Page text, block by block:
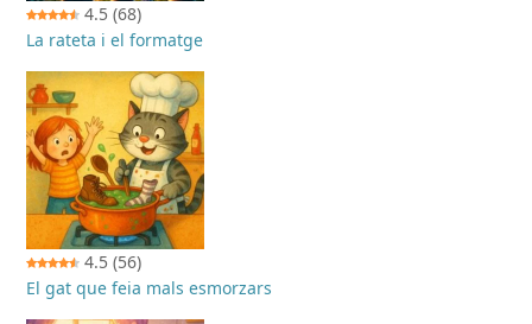
4.5 (68)
La rateta i el formatge
4.5 (56)
El gat que feia mals esmorzars